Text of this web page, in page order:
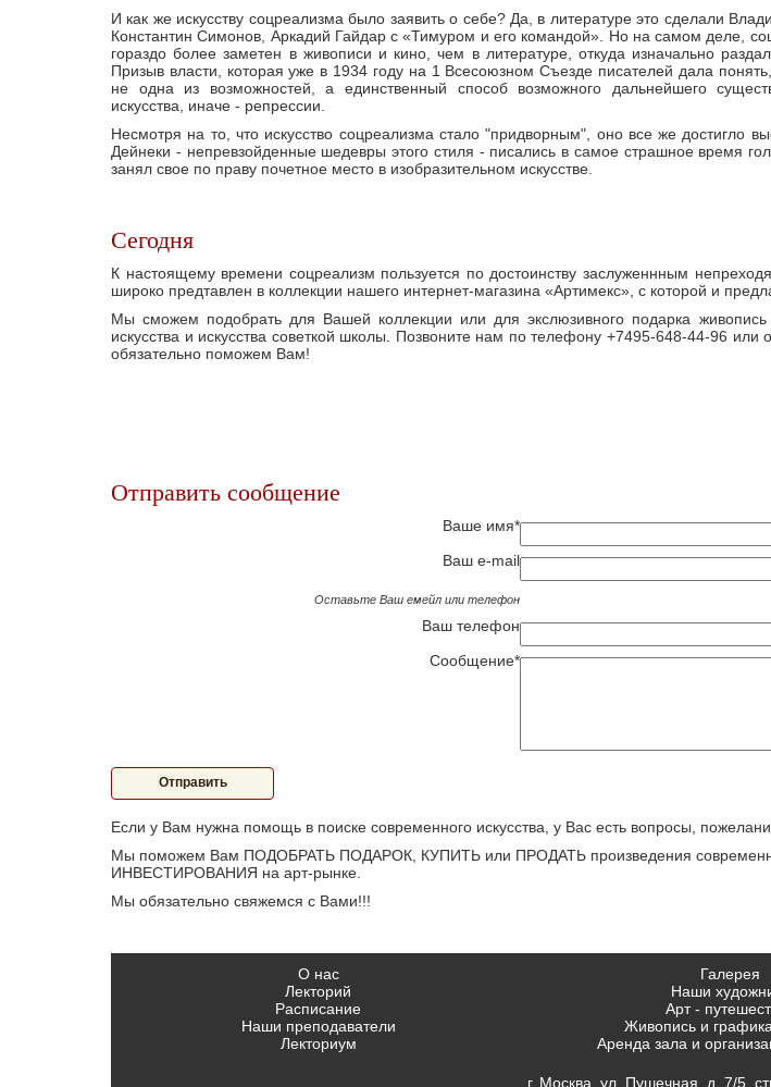
И как же искусству соцреализма было заявить о себе? Да, в литературе это сделали
Константин Симонов, Аркадий Гайдар с «Тимуром и его командой». Но на самом деле,
гораздо более заметен в живописи и кино, чем в литературе, откуда изначально
Призыв власти, которая уже в 1934 году на 1 Всесоюзном Съезде писателей дала
не одна из возможностей, а единственный способ возможного дальнейшего
искусства, иначе - репрессии.
Несмотря на то, что искусство соцреализма стало "придворным", оно все же
Дейнеки - непревзойденные шедевры этого стиля - писались в самое страшное время
занял свое по праву почетное место в изобразительном искусстве.
Сегодня
К настоящему времени соцреализм пользуется по достоинству заслуженнным
широко предтавлен в коллекции нашего интернет-магазина «Артимекс», с которой и
Мы сможем подобрать для Вашей коллекции или для экслюзивного подарка
искусства и искусства советкой школы. Позвоните нам по телефону +7495-648-44-96
обязательно поможем Вам!
Отправить сообщение
Ваше имя*
Ваш e-mail
Оставьте Ваш емейл или телефон
Ваш телефон
Сообщение*
Отправить
Если у Вам нужна помощь в поиске современного искусства, у Вас есть вопросы,
Мы поможем Вам ПОДОБРАТЬ ПОДАРОК, КУПИТЬ или ПРОДАТЬ произведения
ИНВЕСТИРОВАНИЯ на арт-рынке.
Мы обязательно свяжемся с Вами!!!
О нас
Лекторий
Расписание
Наши преподаватели
Лекториум
Галерея
Наши
Арт -
Живопись и
Аренда зала и
г. Москва, ул. Пушечная, д. 7/5,